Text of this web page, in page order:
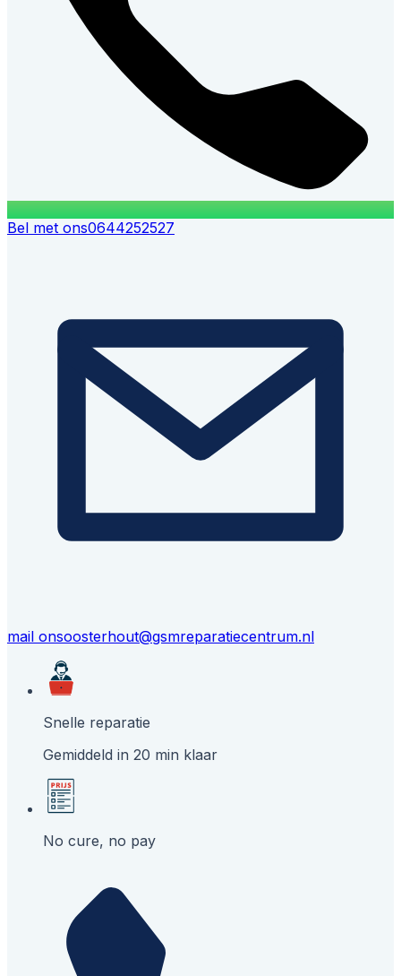
Bel met ons0644252527
mail onsoosterhout@gsmreparatiecentrum.nl
Snelle reparatie
Gemiddeld in 20 min klaar
No cure, no pay